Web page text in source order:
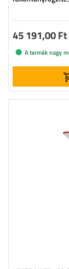
45 191,00 Ft
A termék nagy